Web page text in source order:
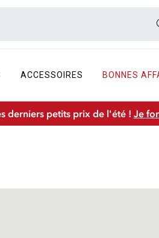
ACCESSOIRES BONNES
derniers petits prix de l'été ! Je